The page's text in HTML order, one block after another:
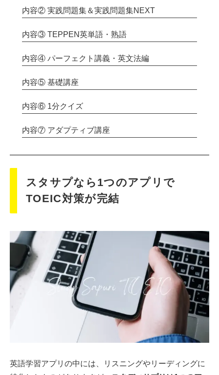
内容② 実践問題集＆実践問題集NEXT
内容③ TEPPEN英単語・熟語
内容④ パーフェクト講義・英文法編
内容⑤ 基礎講座
内容⑥ 1分クイズ
内容⑦ アダプティブ講座
スタサプなら1つのアプリで
TOEIC対策が完結
英語学習アプリの中には、リスニングやリーディングに